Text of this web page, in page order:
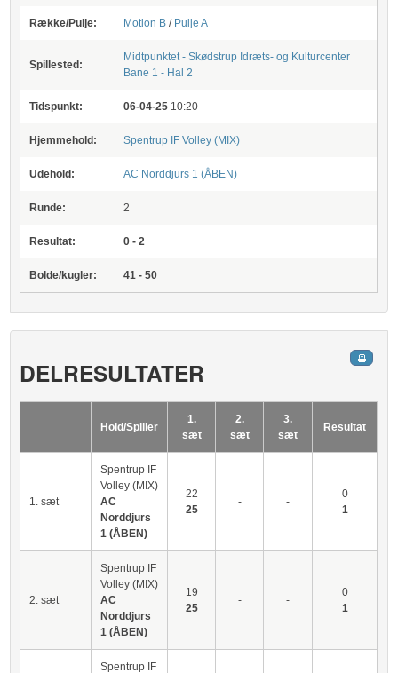
Række/Pulje: Motion B/ Pulje A
Spillested:
Midtpunktet - Skødstrup Idræts- og Kulturcenter
Bane 1 - Hal 2
Tidspunkt: 06-04-25 10:20
Hjemmehold: Spentrup IF Volley (MIX)
Udehold: AC Norddjurs 1 (ÅBEN)
Runde: 2
Resultat: 0 - 2
Bolde/kugler: 41 - 50
DELRESULTATER
Hold/Spiller
1.
sæt
2.
sæt
3.
sæt
Resultat
1. sæt
Spentrup IF
Volley (MIX)
AC
Norddjurs
1 (ÅBEN)
22
25
- -
0
1
2. sæt
Spentrup IF
Volley (MIX)
AC
Norddjurs
1 (ÅBEN)
19
25
- -
0
1
Spentrup IF